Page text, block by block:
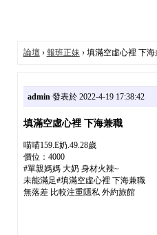
論壇› 報班正妹› 填滿空虛心裡 下海
admin發表於 2022-4-19 17:38:42
填滿空虛心裡 下海兼職
喵喵159.E奶.49.28歲
價位：4000
#單親媽媽 大奶 身材火辣~
未能滿足#填滿空虛心裡 下海兼職
無落差 比較注重隱私 外約旅館